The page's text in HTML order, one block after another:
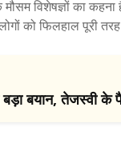
मौसम विशेषज्ञों का
को फिलहाल पूरी
बड़ा बयान, तेजस्वी